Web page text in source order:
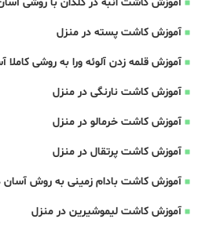
آموزش کاشت پسته در منزل
آموزش قلمه زدن آلوئه ورا به روشی کاملا
آموزش کاشت نارنگی در منزل
آموزش کاشت خرمالو در منزل
آموزش کاشت پرتقال در منزل
آموزش کاشت بادام زمینی به روش آسان
آموزش کاشت لیموشیرین در منزل